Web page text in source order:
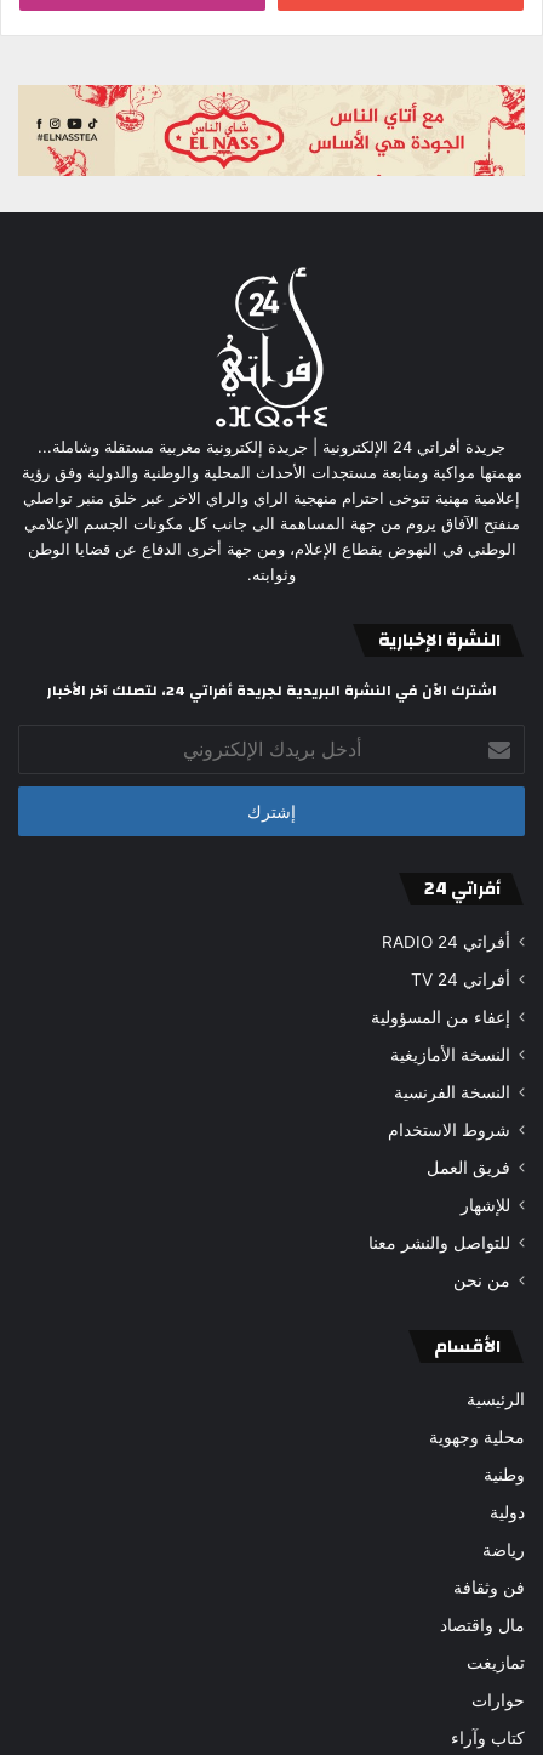
جريدة أفراتي 24 الإلكترونية | جريدة إلكترونية مغربية مستقلة وشاملة...
مهمتها مواكبة ومتابعة مستجدات الأحداث المحلية والوطنية والدولية وفق رؤية
إعلامية مهنية تتوخى احترام منهجية الراي والراي الاخر عبر خلق منبر تواصلي
منفتح الآفاق يروم من جهة المساهمة الى جانب كل مكونات الجسم الإعلامي
الوطني في النهوض بقطاع الإعلام، ومن جهة أخرى الدفاع عن قضايا الوطن
وثوابته.
النشرة الإخبارية
اشترك الآن في النشرة البريدية لجريدة أفراتي 24، لتصلك آخر الأخبار
بريدك
الإلكتروني
أفراتي 24
أفراتي 24 RADIO
أفراتي 24 TV
إعفاء من المسؤولية
النسخة الأمازيغية
النسخة الفرنسية
شروط الاستخدام
فريق العمل
للإشهار
للتواصل والنشر معنا
من نحن
الأقسام
الرئيسية
محلية وجهوية
وطنية
دولية
رياضة
فن وثقافة
مال واقتصاد
تمازيغت
حوارات
كتاب وآراء